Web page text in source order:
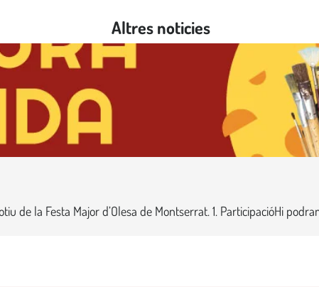
Altres noticies
de la Festa Major d’Olesa de Montserrat. 1. ParticipacióHi